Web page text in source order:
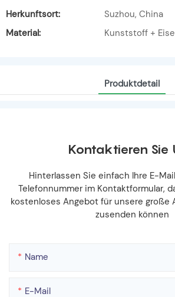
Herkunftsort:
Suzhou, China
Material:
Kunststoff +
Produktdetail
Kontaktieren Sie
Hinterlassen Sie einfach Ihre E-
Telefonnummer im Kontaktformular,
kostenloses Angebot für unsere große
zusenden können
Name
E-Mail